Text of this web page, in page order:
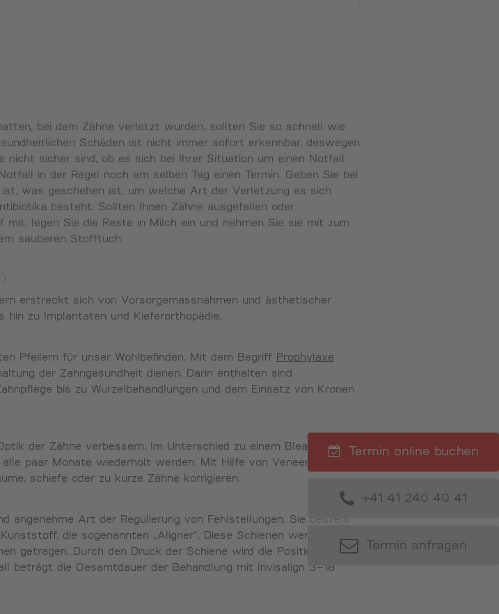
Termin online buchen
+41 41 240 40 41
Termin anfragen
bei dem Zähne verletzt wurden, sollten Sie so schnell wie
Schäden ist nicht immer sofort erkennbar, deswegen
sicher sind, ob es sich bei Ihrer Situation um einen Notfall
in der Regel noch am selben Tag einen Termin. Geben Sie bei
was geschehen ist, um welche Art der Verletzung es sich
besteht. Sollten Ihnen Zähne ausgefallen oder
legen Sie die Reste in Milch ein und nehmen Sie sie mit zum
sauberen Stofftuch.
erstreckt sich von Vorsorgemassnahmen und ästhetischer
hin zu Implantaten und Kieferorthopädie.
Pfeilern für unser Wohlbefinden. Mit dem Begriff Prophylaxe
der Zahngesundheit dienen. Darin enthalten sind
bis zu Wurzelbehandlungen und dem Einsatz von Kronen
der Zähne verbessern. Im Unterschied zu einem Bleaching ist
paar Monate wiederholt werden. Mit Hilfe von Veneers lassen
schiefe oder zu kurze Zähne korrigieren.
angenehme Art der Regulierung von Fehlstellungen. Sie besteht
die sogenannten „Aligner“. Diese Schienen werden in
getragen. Durch den Druck der Schiene wird die Position der
beträgt die Gesamtdauer der Behandlung mit Invisalign 3–18